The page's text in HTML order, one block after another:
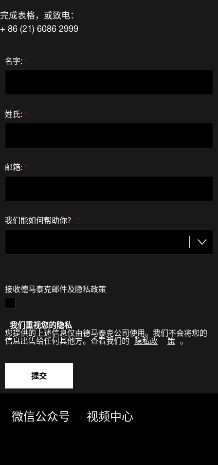
完成表格，或致电：
+ 86 (21) 6086 2999
*
名字:
*
姓氏:
*
邮箱:
*
我们能如何帮助你？
接收德马泰克邮件及隐私政策
我们重视您的隐私
您提供的上述信息仅由德马泰克公司使用。我们不会将您的
信息出售给任何其他方。查看我们的 隐私政 策 。
提交
微信公众号 视频中心